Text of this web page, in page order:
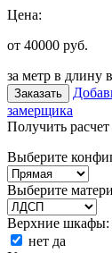
Цена:
от 40000 руб.
за метр в длину
Заказать
замерщика
Получить расчет
Выберите
Выберите
Верхние шкафы:
нет да